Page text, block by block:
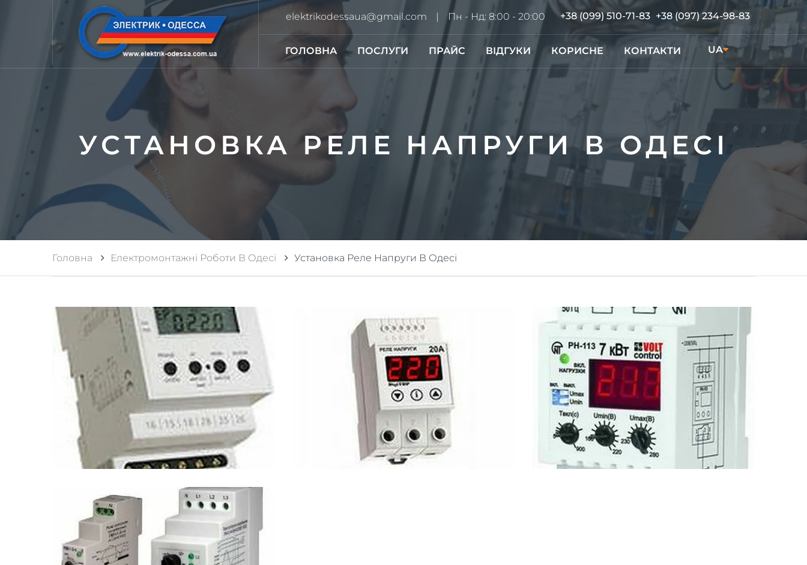
ГОЛОВНА ПОСЛУГИ ПРАЙС ВІДГУКИ КОРИСНЕ КОНТАКТИ UA
RU
+38 (099) 510-71-83 +38 (097) 234-98-83
elektrikodessaua@gmail.com Пн - Нд: 8:00 - 20:00
УСТАНОВКА РЕЛЕ НАПРУГИ В ОДЕСІ
Головна Електромонтажні Роботи В Одесі Установка Реле Напруги В Одесі